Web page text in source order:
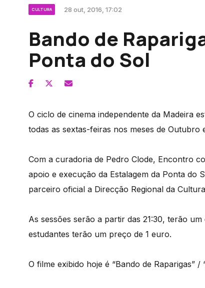
CULTURA 28 out, 2016, 17:02
Bando de
Ponta do Sol
O ciclo de cinema independente da Madeira
todas as sextas-feiras nos meses de Outubro
Com a curadoria de Pedro Clode, Encontro
apoio e execução da Estalagem da Ponta
parceiro oficial a Direcção Regional da
As sessões serão a partir das 21:30, terão
estudantes terão um preço de 1 euro.
O filme exibido hoje é “Bando de Raparigas” /